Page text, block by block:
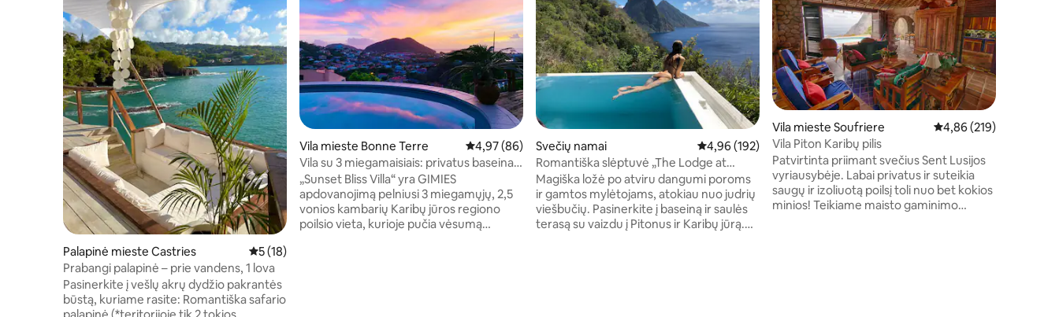
Palapinė mieste Castries Vidutinis įvertinimas: 5 iš 5, atsiliepimų: 18
5 (18)
Prabangi palapinė – prie vandens, 1 lova
Pasinerkite į vešlų akrų dydžio pakrantės
būstą, kuriame rasite: Romantiška safario
Vila mieste Bonne Terre Vidutinis įvertinimas: 4,97 iš 5, atsiliepimų: 86
4,97 (86)
Vila su 3 miegamaisiais: privatus baseinas,
vaizdas į jūrą, 10 min. iki paplūdimio
„Sunset Bliss Villa“ yra GIMIES
apdovanojimą pelniusi 3 miegamųjų, 2,5
vonios kambarių Karibų jūros regiono
poilsio vieta, kurioje pučia vėsumą
Svečių namai Vidutinis įvertinimas: 4,96 iš 5, atsiliepimų: 192
4,96 (192)
Romantiška slėptuvė „The Lodge at
Cosmos St Lucia“
Magiška ložė po atviru dangumi poroms
ir gamtos mylėtojams, atokiau nuo judrių
viešbučių. Pasinerkite į baseiną ir saulės
terasą su vaizdu į Pitonus ir Karibų jūrą.
Vila mieste Soufriere Vidutinis įvertinimas:
4,86 (219)
Vila Piton Karibų pilis
Patvirtinta priimant svečius Sent Lusijos
vyriausybėje. Labai privatus ir suteikia
saugų ir izoliuotą poilsį toli nuo bet kokios
minios! Teikiame maisto gaminimo